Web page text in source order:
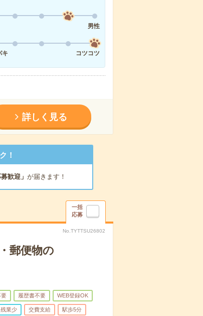
男性
キ
コツコツ
詳しく見る
！
歓迎」 が届きます！
一括
応募
No.TYTTSU26802
郵便物の
履歴書不要 WEB登録OK
残業少 交費支給 駅歩5分